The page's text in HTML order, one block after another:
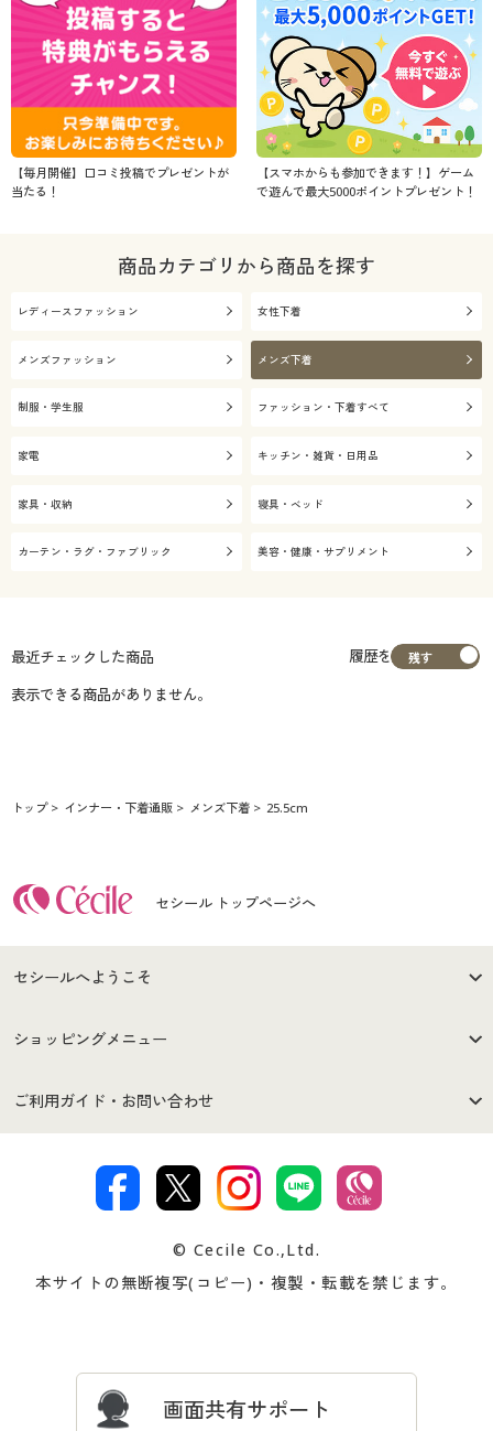
【毎月開催】口コミ投稿でプレゼントが
当たる！
【スマホからも参加できます！】ゲーム
で遊んで最大5000ポイントプレゼント！
商品カテゴリから商品を探す
レディースファッション 女性下着
メンズファッション メンズ下着
制服・学生服 ファッション・下着すべて
家電 キッチン・雑貨・日用品
家具・収納 寝具・ベッド
カーテン・ラグ・ファブリック 美容・健康・サプリメント
最近チェックした商品
履歴を
表示できる商品がありません。
トップ インナー・下着通販 メンズ下着 25.5cm
セシール トップページへ
セシールへようこそ
はじめての方へ
セシールご利用規約
著作権・商標について 会社案内
ショッピングメニュー
商品カテゴリ
プレゼント＆キャンペーン サイトマップ
ご利用ガイド・お問い合わせ
交換・返品は お支払は
ついて
忘れの場合
© Cecile Co.,Ltd.
本サイトの無断複写(コピー)・複製・転載を禁じます。
画面共有サポート